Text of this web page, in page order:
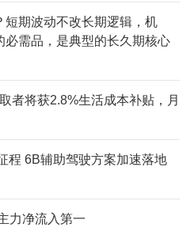
期波动不改长期逻辑，机
需品，是典型的长久期核心
者将获2.8%生活成本补贴，月
程 6B辅助驾驶方案加速落地
力净流入第一